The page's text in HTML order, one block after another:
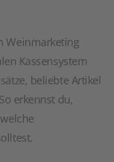
Weinmarketing
Kassensystem
beliebte Artikel
erkennst du,